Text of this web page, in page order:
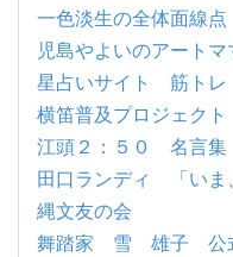
一色淡生の全体面線点
児島やよいのアート
星占いサイト 筋トレ
横笛普及プロジェクト
江頭２：５０ 名言集
田口ランディ 「いま
縄文友の会
舞踏家 雪 雄子 公